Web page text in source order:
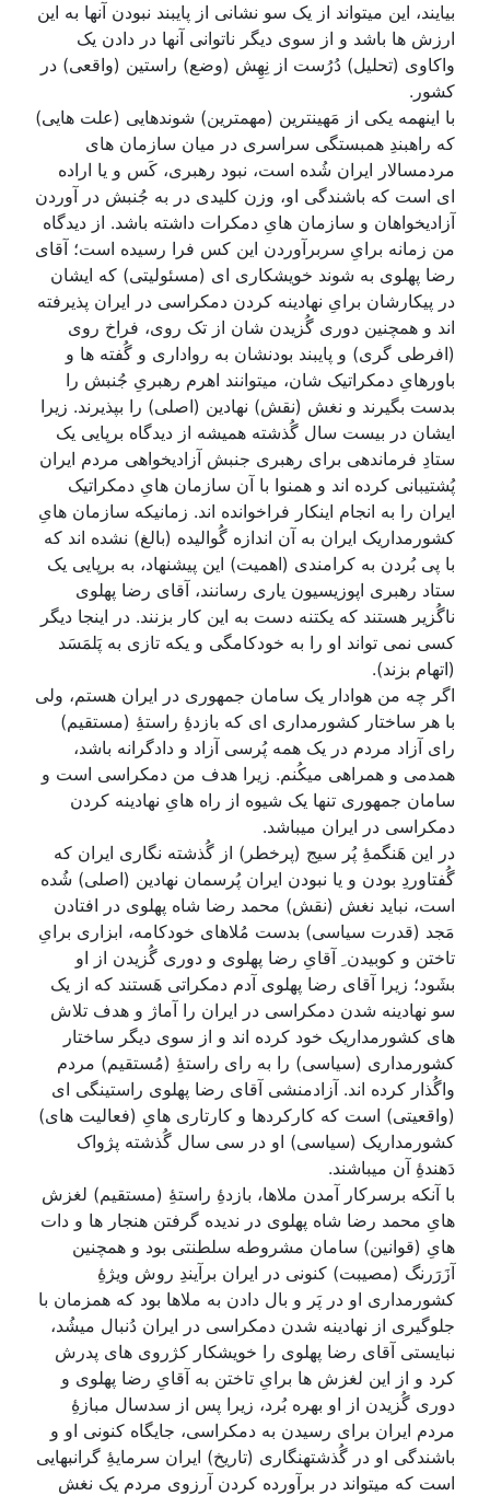
بیایند، این میتواند از یک سو نشانی از پایبند نبودن آنها به این
ارزش ها باشد و از سوی دیگر ناتوانی آنها در دادن یک
واکاوی (تحلیل) دُرُست از نِهِش (وضع) راستین (واقعی) در
کشور.
با اینهمه یکی از مَهینترین (مهمترین) شوندهایی (علت هایی)
که راهبندِ همبستگی سراسری در میان سازمان های
مردمسالار ایران شُده است، نبود رهبری، کَس و یا اراده
ای است که باشندگی او، وزن کلیدی در به جُنبش در آوردن
آزادیخواهان و سازمان هایِ دمکرات داشته باشد. از دیدگاه
من زمانه برایِ سربرآوردن این کس فرا رسیده است؛ آقای
رضا پهلوی به شوند خویشکاری ای (مسئولیتی) که ایشان
در پیکارشان برایِ نهادینه کردن دمکراسی در ایران پذیرفته
اند و همچنین دوری گُزیدن شان از تک روی، فراخ روی
(افرطی گری) و پایبند بودنشان به رواداری و گُفته ها و
باورهایِ دمکراتیک شان، میتوانند اهرم رهبریِ جُنبش را
بدست بگیرند و نغش (نقش) نهادین (اصلی) را بپذیرند. زیرا
ایشان در بیست سال گُذشته همیشه از دیدگاه برپایی یک
ستادِ فرماندهی برای رهبری جنبش آزادیخواهی مردم ایران
پُشتیبانی کرده اند و همنوا با آن سازمان هایِ دمکراتیک
ایران را به انجام اینکار فراخوانده اند. زمانیکه سازمان هایِ
کشورمداریک ایران به آن اندازه گُوالیده (بالغ) نشده اند که
با پی بُردن به کرامندی (اهمیت) این پیشنهاد، به برپایی یک
ستاد رهبری اپوزیسیون یاری رسانند، آقای رضا پهلوی
ناگُزیر هستند که یکتنه دست به این کار بزنند. در اینجا دیگر
کسی نمی تواند او را به خودکامگی و یکه تازی به پَلمَسَد
(اتهام بزند).
اگر چه من هوادار یک سامان جمهوری در ایران هستم، ولی
با هر ساختار کشورمداری ای که بازدۀِ راستۀِ (مستقیم)
رای آزاد مردم در یک همه پُرسی آزاد و دادگرانه باشد،
همدمی و همراهی میکُنم. زیرا هدف من دمکراسی است و
سامان جمهوری تنها یک شیوه از راه هایِ نهادینه کردن
دمکراسی در ایران میباشد.
در این هَنگمۀِ پُر سیج (پرخطر) از گُذشته نگاری ایران که
گُفتاوردِ بودن و یا نبودن ایران پُرسمان نهادین (اصلی) شُده
است، نباید نغش (نقش) محمد رضا شاه پهلوی در افتادن
مَجد (قدرت سیاسی) بدست مُلاهای خودکامه، ابزاری برایِ
تاختن و کوبیدن ِ آقایِ رضا پهلوی و دوری گُزیدن از او
بشَود؛ زیرا آقای رضا پهلوی آدم دمکراتی هَستند که از یک
سو نهادینه شدن دمکراسی در ایران را آماژ و هدف تلاش
های کشورمداریک خود کرده اند و از سوی دیگر ساختار
کشورمداری (سیاسی) را به رای راستۀِ (مُستقیم) مردم
واگُذار کرده اند. آزادمنشی آقای رضا پهلوی راستینگی ای
(واقعیتی) است که کارکردها و کارتاری هایِ (فعالیت های)
کشورمداریک (سیاسی) او در سی سال گُذشته پژواک
دَهندۀِ آن میباشند.
با آنکه برسرکار آمدن ملاها، بازدۀِ راستۀِ (مستقیم) لغزش
هایِ محمد رضا شاه پهلوی در ندیده گرفتن هنجار ها و دات
هایِ (قوانین) سامان مشروطه سلطنتی بود و همچنین
آزَرَرنگ (مصیبت) کنونی در ایران برآیندِ روش ویژۀِ
کشورمداری او در پَر و بال دادن به ملاها بود که همزمان با
جلوگیری از نهادینه شدن دمکراسی در ایران دُنبال میشُد،
نبایستی آقای رضا پهلوی را خویشکار کژروی های پدرش
کرد و از این لغزش ها برایِ تاختن به آقایِ رضا پهلوی و
دوری گُزیدن از او بهره بُرد، زیرا پس از سدسال مبازۀِ
مردم ایران برای رسیدن به دمکراسی، جایگاه کنونی او و
باشندگی او در گُذشتهنگاری (تاریخ) ایران سرمایۀِ گرانبهایی
است که میتواند در برآورده کردن آرزوی مردم یک نغش